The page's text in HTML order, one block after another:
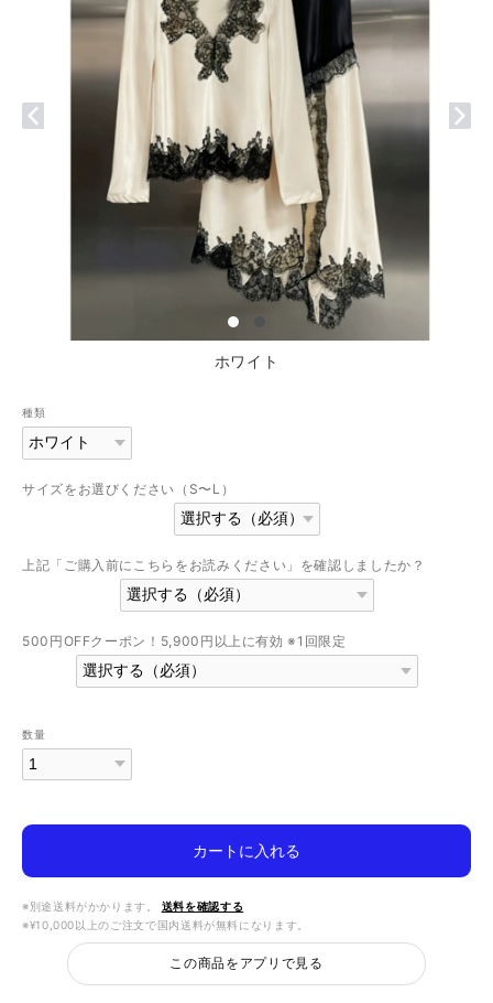
ホワイト
種類
サイズをお選びください（S〜L）
上記「ご購入前にこちらをお読みください」を確認しましたか？
500円OFFクーポン！5,900円以上に有効 ※1回限定
数量
カートに入れる
※別途送料がかかります。
送料を確認する
※¥10,000以上のご注文で国内送料が無料になります。
この商品をアプリで見る